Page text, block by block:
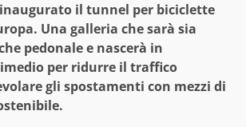
inaugurato il tunnel per biciclette
Una galleria che sarà sia
pedonale e nascerà in
per ridurre il traffico
gli spostamenti con mezzi di